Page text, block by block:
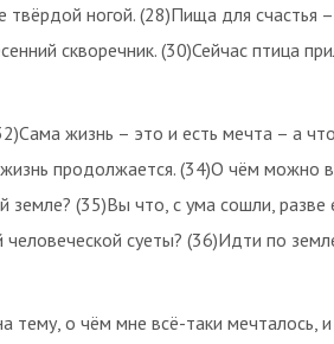
твёрдой ногой. (28)Пища для счастья
скворечник. (30)Сейчас птица
жизнь – это и есть мечта – а
продолжается. (34)О чём можно
земле? (35)Вы что, с ума сошли,
суеты? (36)Идти по
тему, о чём мне всё-таки мечталось,